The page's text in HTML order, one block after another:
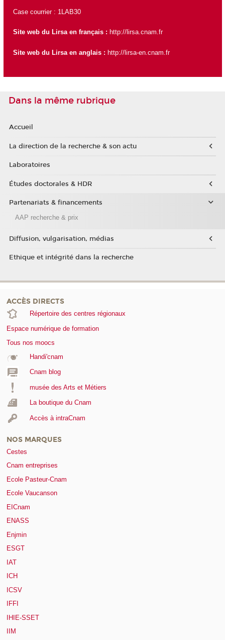
Case courrier : 1LAB30
Site web du Lirsa en français : http://lirsa.cnam.fr
Site web du Lirsa en anglais : http://lirsa-en.cnam.fr
Dans la même rubrique
Accueil
La direction de la recherche & son actu
Laboratoires
Études doctorales & HDR
Partenariats & financements
AAP recherche & prix
Diffusion, vulgarisation, médias
Ethique et intégrité dans la recherche
ACCÈS DIRECTS
Répertoire des centres régionaux
Espace numérique de formation
Tous nos moocs
Handi'cnam
Cnam blog
musée des Arts et Métiers
La boutique du Cnam
Accès à intraCnam
NOS MARQUES
Cestes
Cnam entreprises
Ecole Pasteur-Cnam
Ecole Vaucanson
EICnam
ENASS
Enjmin
ESGT
IAT
ICH
ICSV
IFFI
IHIE-SSET
IIM